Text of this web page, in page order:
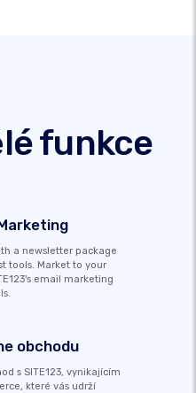
funkce
a newsletter package
tools. Market to your
email marketing
obchodu
s SITE123, vynikajícím
které vás udrží